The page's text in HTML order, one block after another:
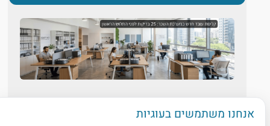
קליטתעובדחדש במערכת השכר
: 25 בדיקות לפני
התלוש הראשון
אנחנו משתמשים בעוגיות